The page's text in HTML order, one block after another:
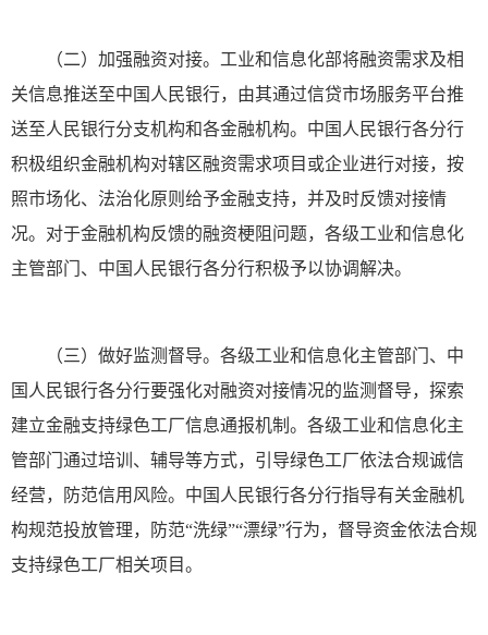
（二）加强融资对接。工业和信息化部将融资需求及相
关信息推送至中国人民银行，由其通过信贷市场服务平台推
送至人民银行分支机构和各金融机构。中国人民银行各分行
积极组织金融机构对辖区融资需求项目或企业进行对接，按
照市场化、法治化原则给予金融支持，并及时反馈对接情
况。对于金融机构反馈的融资梗阻问题，各级工业和信息化
主管部门、中国人民银行各分行积极予以协调解决。
（三）做好监测督导。各级工业和信息化主管部门、中
国人民银行各分行要强化对融资对接情况的监测督导，探索
建立金融支持绿色工厂信息通报机制。各级工业和信息化主
管部门通过培训、辅导等方式，引导绿色工厂依法合规诚信
经营，防范信用风险。中国人民银行各分行指导有关金融机
构规范投放管理，防范“洗绿”“漂绿”行为，督导资金依法合规
支持绿色工厂相关项目。